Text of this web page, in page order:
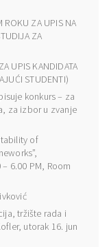
ROKU ZA UPIS NA
ZA
UPIS KANDIDATA
STUDENTI)
konkurs – za
za izbor u zvanje
of
6.00 PM, Room
tržište rada i
utorak 16. jun